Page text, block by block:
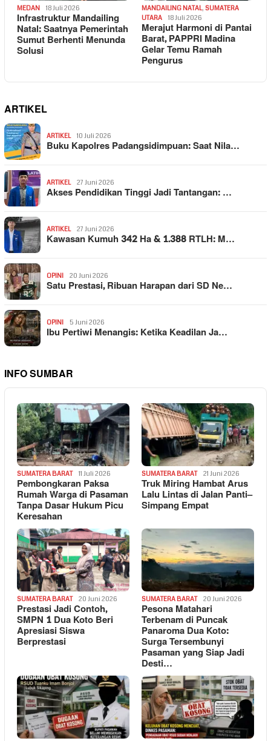
MEDAN 18 Juli 2026
Infrastruktur Mandailing
Natal: Saatnya Pemerintah
Sumut Berhenti Menunda
Solusi
MANDAILING NATAL, SUMATERA
UTARA
18 Juli 2026
Merajut Harmoni di Pantai
Barat, PAPPRI Madina
Gelar Temu Ramah
Pengurus
ARTIKEL
ARTIKEL 10 Juli 2026
Buku Kapolres Padangsidimpuan: Saat Nila…
ARTIKEL 27 Juni 2026
Akses Pendidikan Tinggi Jadi Tantangan: …
ARTIKEL 27 Juni 2026
Kawasan Kumuh 342 Ha & 1.388 RTLH: M…
OPINI 20 Juni 2026
Satu Prestasi, Ribuan Harapan dari SD Ne…
OPINI 5 Juni 2026
Ibu Pertiwi Menangis: Ketika Keadilan Ja…
INFO SUMBAR
SUMATERA BARAT 11 Juli 2026
Pembongkaran Paksa
Rumah Warga di Pasaman
Tanpa Dasar Hukum Picu
Keresahan
SUMATERA BARAT 21 Juni 2026
Truk Miring Hambat Arus
Lalu Lintas di Jalan Panti–
Simpang Empat
SUMATERA BARAT 20 Juni 2026
Prestasi Jadi Contoh,
SMPN 1 Dua Koto Beri
Apresiasi Siswa
Berprestasi
SUMATERA BARAT 20 Juni 2026
Pesona Matahari
Terbenam di Puncak
Panaroma Dua Koto:
Surga Tersembunyi
Pasaman yang Siap Jadi
Desti…